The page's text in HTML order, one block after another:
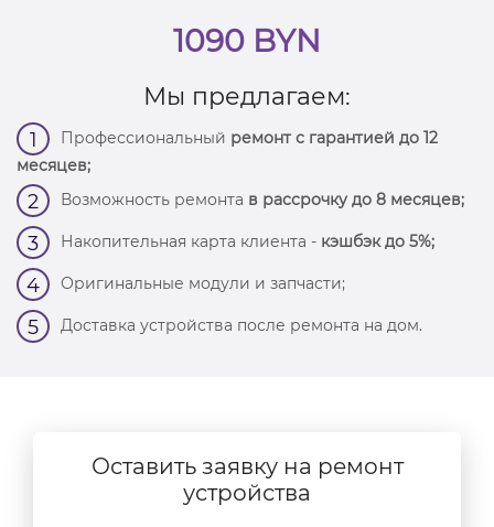
1090 BYN
Мы предлагаем:
1 Профессиональный ремонт с гарантией до 12
месяцев;
2 Возможность ремонта в рассрочку до 8 месяцев;
3 Накопительная карта клиента - кэшбэк до 5%;
4 Оригинальные модули и запчасти;
5 Доставка устройства после ремонта на дом.
Оставить заявку на ремонт
устройства